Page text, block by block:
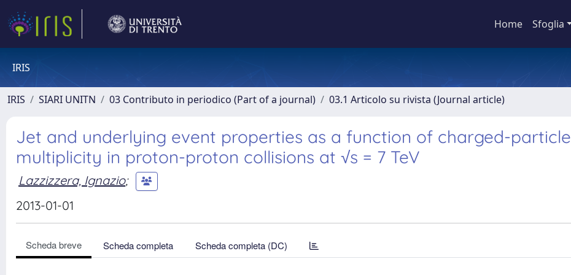
Home Sfoglia
IRIS
IRIS SIARI UNITN 03 Contributo in periodico (Part of a journal) 03.1 Articolo su rivista (Journal article)
Jet and underlying event properties as a function of charged-particle
multiplicity in proton-proton collisions at √s = 7 TeV
Lazzizzera, Ignazio;
2013-01-01
Scheda breve Scheda completa Scheda completa (DC)